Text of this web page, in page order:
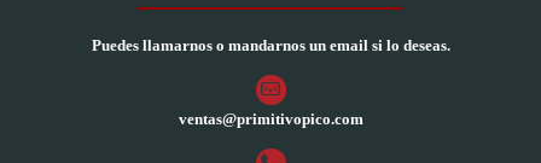
Puedes llamarnos o mandarnos un email si lo deseas.
ventas@primitivopico.com